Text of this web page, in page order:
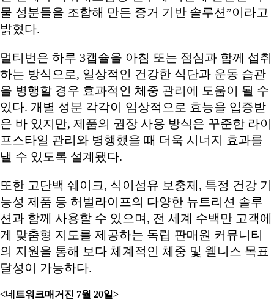
물 성분들을 조합해 만든 증거 기반 솔루션”이라고
밝혔다.
멀티번은 하루 3캡슐을 아침 또는 점심과 함께 섭취
하는 방식으로, 일상적인 건강한 식단과 운동 습관
을 병행할 경우 효과적인 체중 관리에 도움이 될 수
있다. 개별 성분 각각이 임상적으로 효능을 입증받
은 바 있지만, 제품의 권장 사용 방식은 꾸준한 라이
프스타일 관리와 병행했을 때 더욱 시너지 효과를
낼 수 있도록 설계됐다.
또한 고단백 쉐이크, 식이섬유 보충제, 특정 건강 기
능성 제품 등 허벌라이프의 다양한 뉴트리션 솔루
션과 함께 사용할 수 있으며, 전 세계 수백만 고객에
게 맞춤형 지도를 제공하는 독립 판매원 커뮤니티
의 지원을 통해 보다 체계적인 체중 및 웰니스 목표
달성이 가능하다.
<네트워크매거진 7월 20일>